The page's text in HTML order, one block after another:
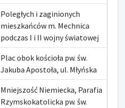
Poległych i zaginionych
mieszkańców m. Mechnica
podczas I i II wojny światowej
Plac obok kościoła pw. św.
Jakuba Apostoła, ul. Młyńska
Mniejszość Niemiecka, Parafia
Rzymskokatolicka pw. św.